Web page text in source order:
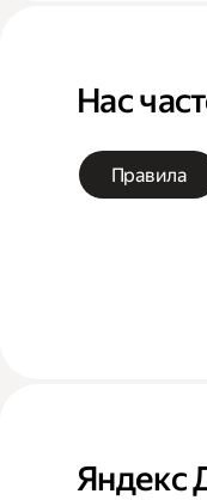
Нас
Правила
Яндекс